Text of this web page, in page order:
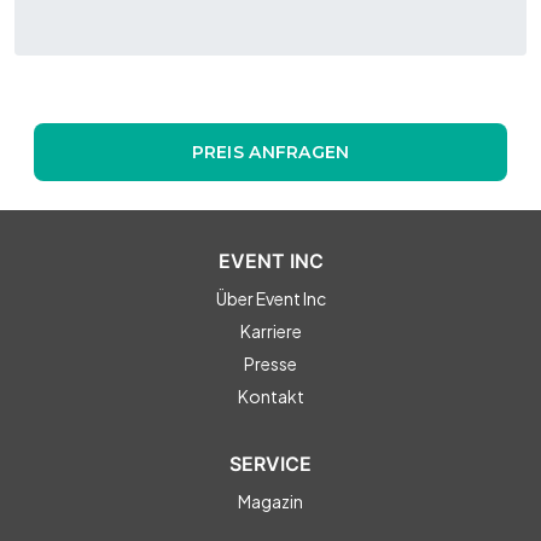
PREIS ANFRAGEN
EVENT INC
Über Event Inc
Karriere
Presse
Kontakt
SERVICE
Magazin